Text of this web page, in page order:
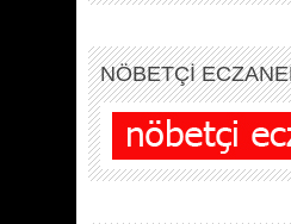
NÖBETÇİ